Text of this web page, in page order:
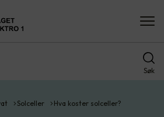
Søk
Solceller Hva koster solceller?